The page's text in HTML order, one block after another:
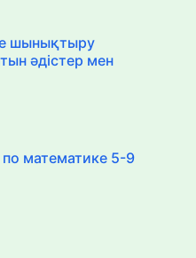
шынықтыру
әдістер мен
математике 5-9